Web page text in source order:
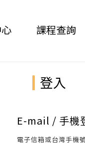
課程查詢
登入
E-mail / 手機
電子信箱或台灣手機